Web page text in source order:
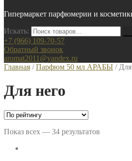
Гипермаркет парфюмерии и
Искать:
+7 (966) 109-70-57
Обратный звонок
aromat2011@yandex.ru
Главная /Парфюм 50 мл АРАБЫ /
Для него
Показ всех — 34 результатов